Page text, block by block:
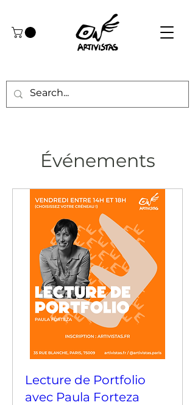
Événements
Lecture de Portfolio
avec Paula Forteza